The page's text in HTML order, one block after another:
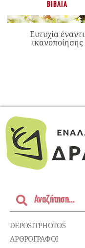
ΒΙΒΛΊΑ
Ευτυχία έναντι
ικανοποίησης
DEPOSITPHOTOS
ΑΡΘΡΟΓΡΑΦΟΙ